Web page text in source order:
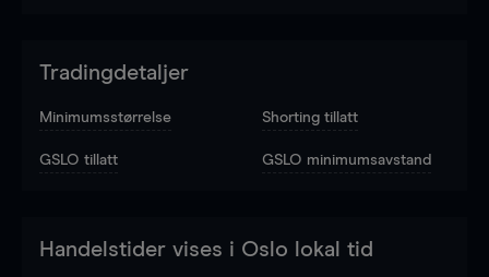
Tradingdetaljer
Minimumsstørrelse Shorting tillatt
GSLO tillatt GSLO minimumsavstand
Handelstider vises i Oslo lokal tid